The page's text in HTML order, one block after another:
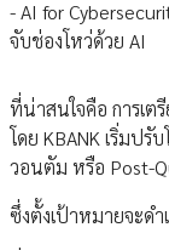
- AI for
จับช่องโหว่ด้วย AI
ที่น่าสนใจคือ การเ
โดย KBANK เริ่มป
วอนตัม หรือ Post-
ซึ่งตั้งเป้าหมายจะด